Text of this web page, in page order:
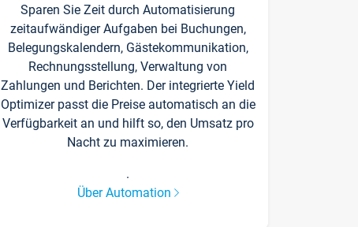
Sparen Sie Zeit durch Automatisierung
zeitaufwändiger Aufgaben bei Buchungen,
Belegungskalendern, Gästekommunikation,
Rechnungsstellung, Verwaltung von
Zahlungen und Berichten. Der integrierte Yield
Optimizer passt die Preise automatisch an die
Verfügbarkeit an und hilft so, den Umsatz pro
Nacht zu maximieren.
.
Über Automation